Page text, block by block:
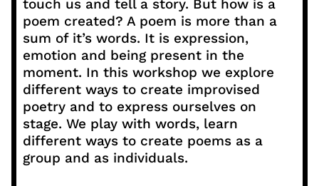
touch us and tell a story. But how is a
poem created? A poem is more than a
sum of it’s words. It is expression,
emotion and being present in the
moment. In this workshop we explore
different ways to create improvised
poetry and to express ourselves on
stage. We play with words, learn
different ways to create poems as a
group and as individuals.